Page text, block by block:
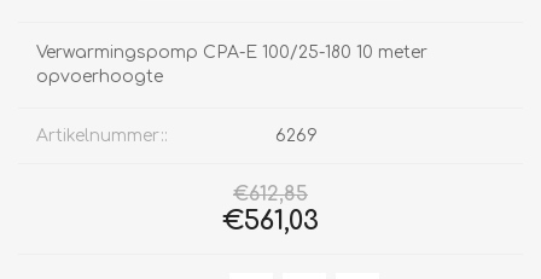
Verwarmingspomp CPA-E 100/25-180 10 meter
opvoerhoogte
Artikelnummer:: 6269
€612,85
€561,03